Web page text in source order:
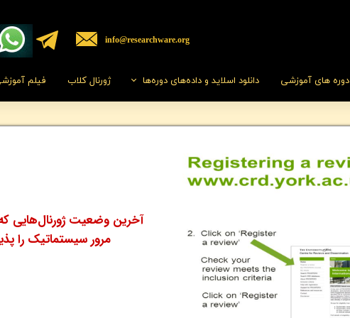
​​info@researchware.org
دوره های آموزشی دانلود اسلاید و داده‌های دوره‌ها ژورنال کلاب فیلم‌
آخرین وضعیت ژورنال‌هایی
مرور سیستماتیک را